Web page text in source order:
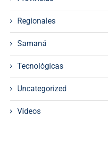
Regionales
Samaná
Tecnológicas
Uncategorized
Videos